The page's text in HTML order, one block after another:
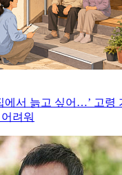
에서 늙고 싶어…’ 고령
려워